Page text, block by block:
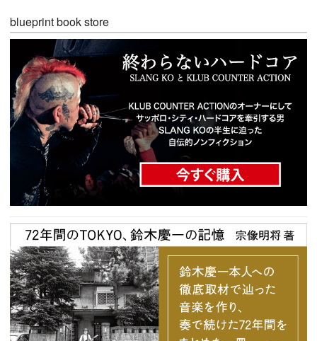
blueprint book store